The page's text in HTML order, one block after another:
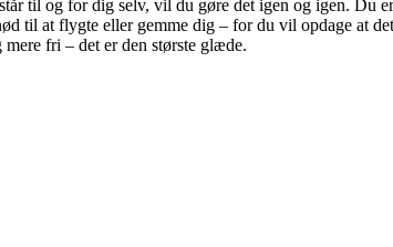
til og for dig selv, vil du gøre det igen og igen. Du
til at flygte eller gemme dig – for du vil opdage at
fri – det er den største glæde.